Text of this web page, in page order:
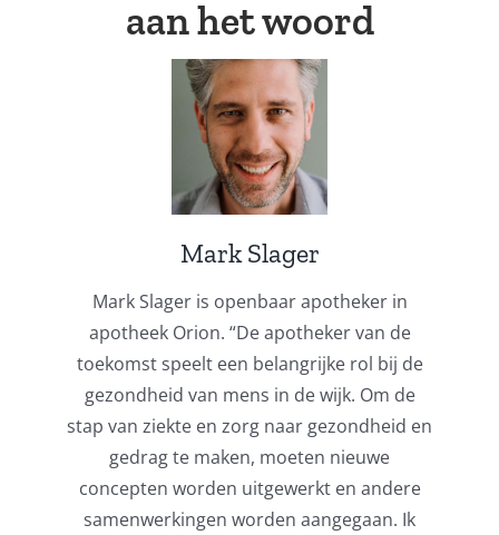
aan het woord
Mark Slager
Mark Slager is openbaar apotheker in
apotheek Orion. “De apotheker van de
toekomst speelt een belangrijke rol bij de
gezondheid van mens in de wijk. Om de
stap van ziekte en zorg naar gezondheid en
gedrag te maken, moeten nieuwe
concepten worden uitgewerkt en andere
samenwerkingen worden aangegaan. Ik